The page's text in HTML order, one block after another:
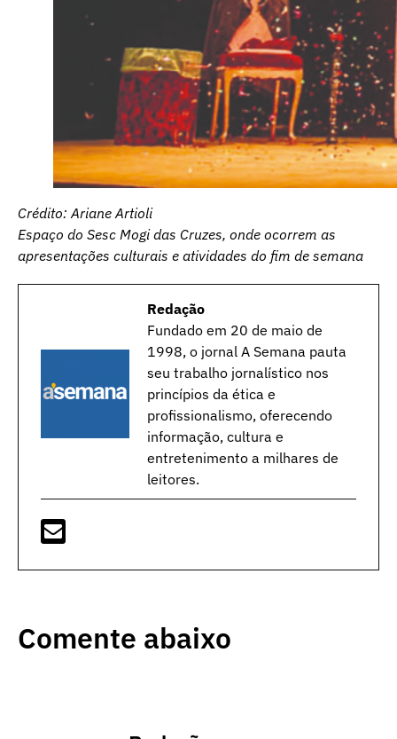
Crédito: Ariane Artioli
Espaço do Sesc Mogi das Cruzes, onde ocorrem as
apresentações culturais e atividades do fim de semana
Redação
Fundado em 20 de maio de
1998, o jornal A Semana pauta
seu trabalho jornalístico nos
princípios da ética e
profissionalismo, oferecendo
informação, cultura e
entretenimento a milhares de
leitores.
Comente abaixo